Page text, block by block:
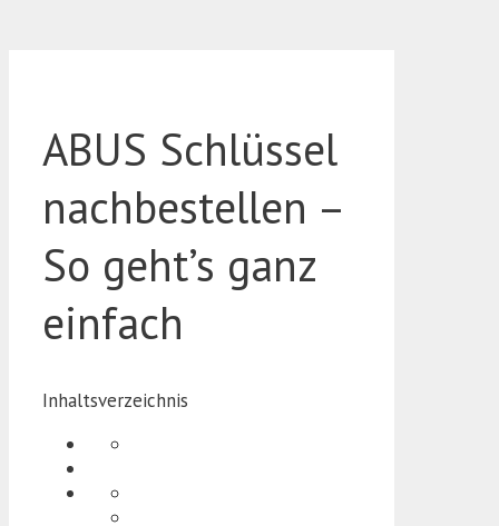
ABUS Schlüssel
nachbestellen –
So geht’s ganz
einfach
Inhaltsverzeichnis